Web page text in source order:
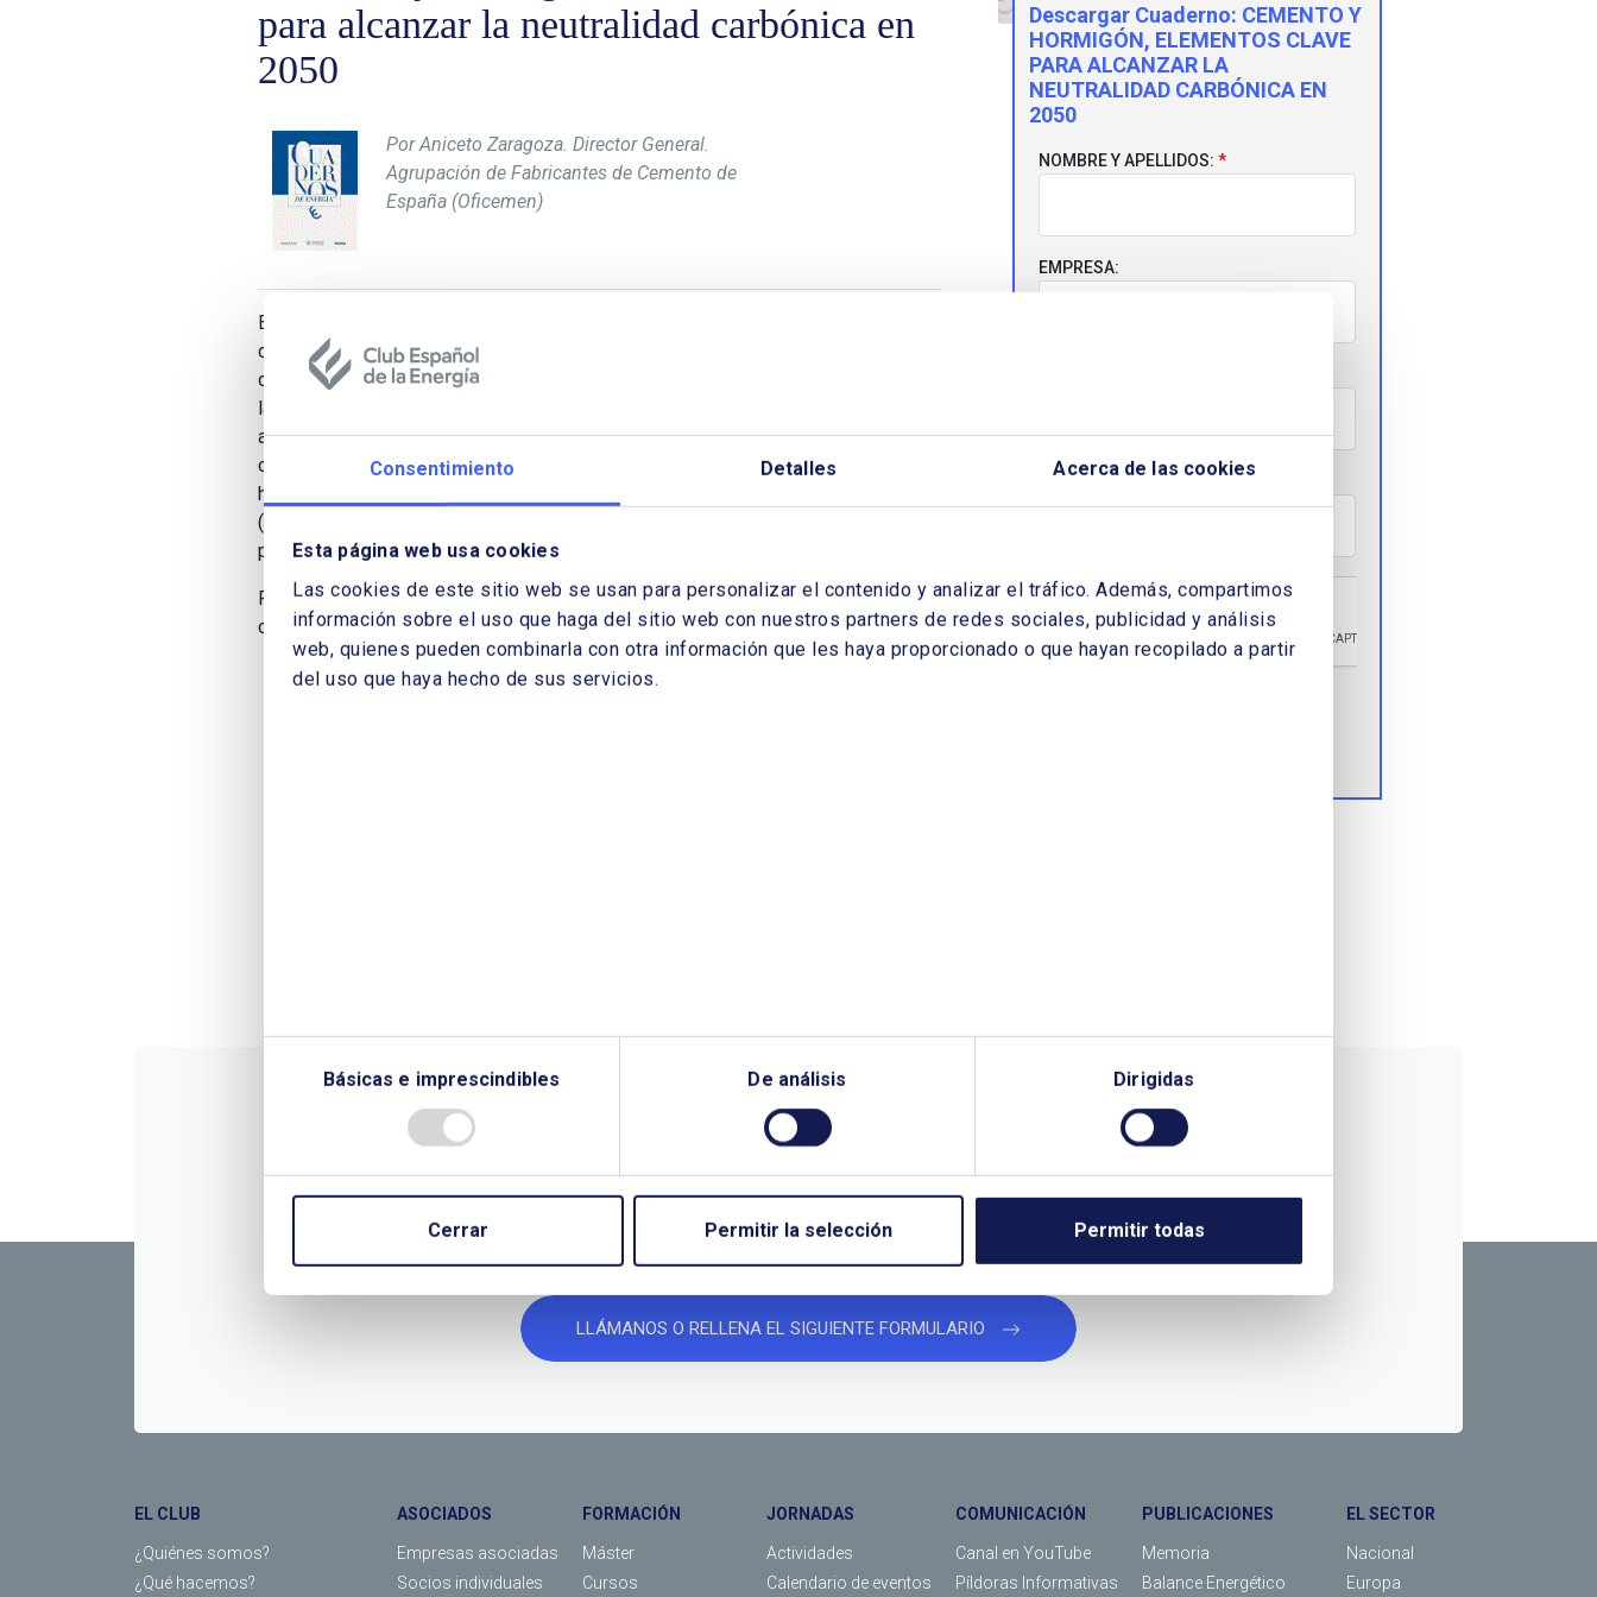
Consentimiento Detalles Acerca de las cookies
Esta página web usa cookies
Las cookies de este sitio web se usan para personalizar el contenido y analizar el tráfico. Además, compartimos
información sobre el uso que haga del sitio web con nuestros partners de redes sociales, publicidad y análisis
web, quienes pueden combinarla con otra información que les haya proporcionado o que hayan recopilado a partir
del uso que haya hecho de sus servicios.
Básicas e imprescindibles De análisis Dirigidas
Cerrar Permitir la selección Permitir todas
para alcanzar la neutralidad carbónica en
2050
Por Aniceto Zaragoza. Director General.
Agrupación de Fabricantes de Cemento de
España (Oficemen)
El artículo se refiere a la industria del cemento y el hormigón, el material de
construcción más utilizado del mundo, y causante aproximadamente del entorno
de 5% de las emisiones de CO2 mundiales. Aniceto Zaragoza, Director General de
la Agrupación de Fabricantes de Cemento de España (Oficemen), describe las
acciones que se están desarrollando desde el sector para reducir su huella de
carbono, centrándose principalmente en tres, como son la producción y uso del
hidrógeno como combustible en hornos de cemento, las tecnologías CAUC
(captura, almacenamiento, transporte y usos del CO2), el uso de CO2 en los
procesos de hormigón fraguado, o la producción de hidrógeno verde.
Para descargarlo es necesario rellenar el formulario, no es necesario identificarse
como Socio.
Descargar Cuaderno: CEMENTO Y
HORMIGÓN, ELEMENTOS CLAVE
PARA ALCANZAR LA
NEUTRALIDAD CARBÓNICA EN
2050
NOMBRE Y APELLIDOS:
EMPRESA:
TELÉFONO:
¿QUIERES PONERTE EN CONTACTO CON NOSOTROS?
CONTÁCTANOS SI NECESITAS MÁS INFORMACIÓN
LLÁMANOS O RELLENA EL SIGUIENTE FORMULARIO
EL CLUB
¿Quiénes somos?
¿Qué hacemos?
ASOCIADOS
Empresas asociadas
Socios individuales
FORMACIÓN
Máster
Cursos
JORNADAS
Actividades
Calendario de eventos
COMUNICACIÓN
Canal en YouTube
Píldoras Informativas
PUBLICACIONES
Memoria
Balance Energético
EL SECTOR
Nacional
Europa